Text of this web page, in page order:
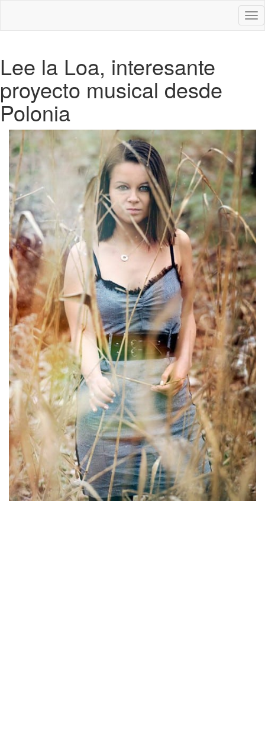
Lee la Loa, interesante
proyecto musical desde
Polonia